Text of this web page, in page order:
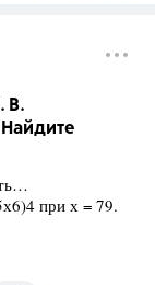
В.
при х = 79.